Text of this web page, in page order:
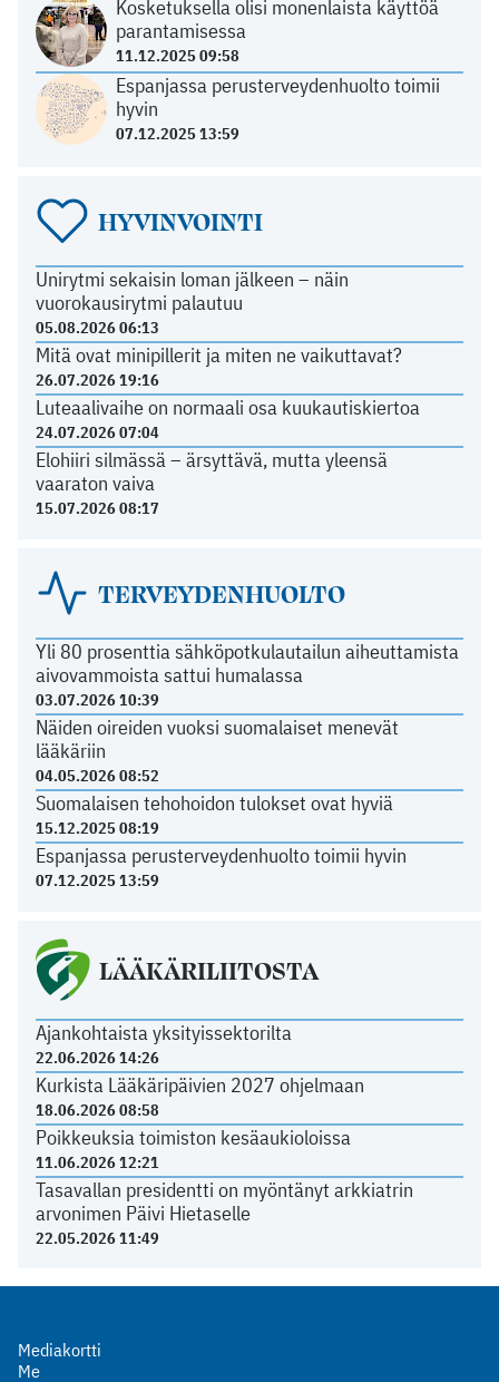
Kosketuksella olisi monenlaista käyttöä
parantamisessa
11.12.2025 09:58
Espanjassa perusterveydenhuolto toimii
hyvin
07.12.2025 13:59
HYVINVOINTI
Unirytmi sekaisin loman jälkeen – näin
vuorokausirytmi palautuu
05.08.2026 06:13
Mitä ovat minipillerit ja miten ne vaikuttavat?
26.07.2026 19:16
Luteaalivaihe on normaali osa kuukautiskiertoa
24.07.2026 07:04
Elohiiri silmässä – ärsyttävä, mutta yleensä
vaaraton vaiva
15.07.2026 08:17
TERVEYDENHUOLTO
Yli 80 prosenttia sähköpotkulautailun aiheuttamista
aivovammoista sattui humalassa
03.07.2026 10:39
Näiden oireiden vuoksi suomalaiset menevät
lääkäriin
04.05.2026 08:52
Suomalaisen tehohoidon tulokset ovat hyviä
15.12.2025 08:19
Espanjassa perusterveydenhuolto toimii hyvin
07.12.2025 13:59
LÄÄKÄRILIITOSTA
Ajankohtaista yksityissektorilta
22.06.2026 14:26
Kurkista Lääkäripäivien 2027 ohjelmaan
18.06.2026 08:58
Poikkeuksia toimiston kesäaukioloissa
11.06.2026 12:21
Tasavallan presidentti on myöntänyt arkkiatrin
arvonimen Päivi Hietaselle
22.05.2026 11:49
Mediakortti
Me